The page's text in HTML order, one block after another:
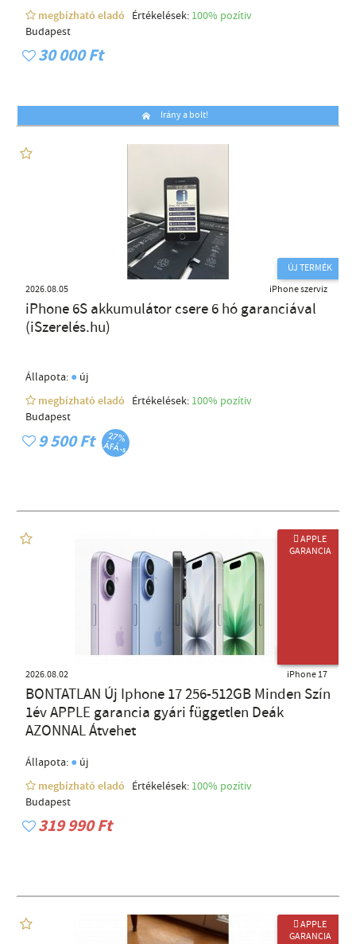
megbízható eladó
Értékelések: 100% pozítiv
Budapest
30 000 Ft
Irány a bolt!
ÚJ TERMÉK
2026.08.05
iPhone szerviz
iPhone 6S akkumulátor csere 6 hó garanciával
(iSzerelés.hu)
Állapota: ● új
megbízható eladó
Értékelések: 100% pozítiv
Budapest
9 500 Ft
 APPLE
GARANCIA
2026.08.02 iPhone 17
BONTATLAN Új Iphone 17 256-512GB Minden Szín
1év APPLE garancia gyári független Deák
AZONNAL Átvehet
Állapota: ● új
megbízható eladó
Értékelések: 100% pozítiv
Budapest
319 990 Ft
 APPLE
GARANCIA